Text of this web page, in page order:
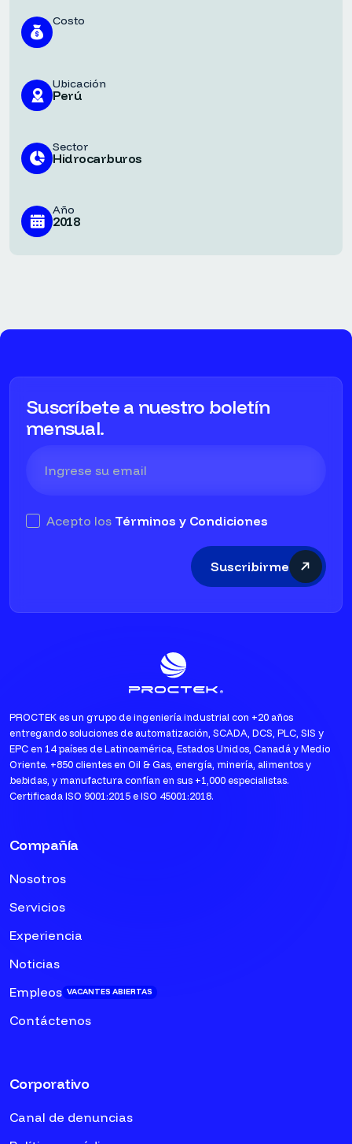
Costo
Ubicación
Perú
Sector
Hidrocarburos
Año
2018
Suscríbete a nuestro boletín
mensual.
Acepto los Términos y Condiciones
Suscribirme
PROCTEK es un grupo de ingeniería industrial con +20 años
entregando soluciones de automatización, SCADA, DCS, PLC, SIS y
EPC en 14 países de Latinoamérica, Estados Unidos, Canadá y Medio
Oriente. +850 clientes en Oil & Gas, energía, minería, alimentos y
bebidas, y manufactura confían en sus +1,000 especialistas.
Certificada ISO 9001:2015 e ISO 45001:2018.
Compañía
Nosotros
Servicios
Experiencia
Noticias
Empleos VACANTES ABIERTAS
Contáctenos
Corporativo
Canal de denuncias